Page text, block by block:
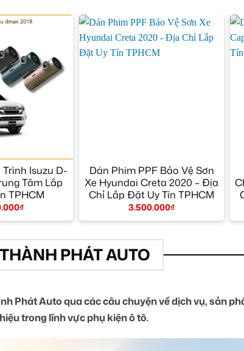
Isuzu D-
Tâm Lắp
TPHCM
₫
Dán Phim PPF Bảo Vệ Sơn
Xe Hyundai Creta 2020 – Địa
Chỉ Lắp Đặt Uy Tín TPHCM
3.500.000₫
PHÁT AUTO
Phát Auto qua các câu chuyện về dịch vụ, sản
trong lĩnh vực phụ kiện ô tô.